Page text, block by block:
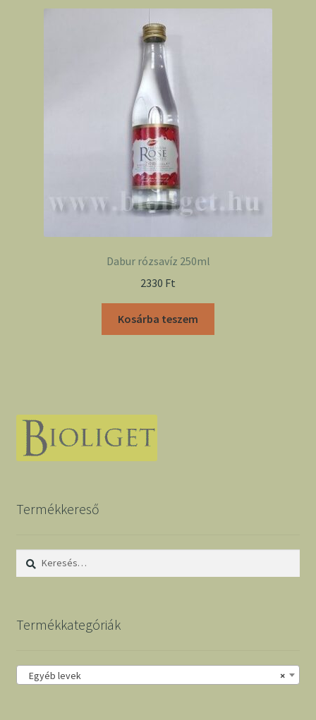
Dabur rózsavíz 250ml
2330 Ft
Kosárba teszem
Termékkereső
Keresés:
Termékkategóriák
×
Egyéb levek